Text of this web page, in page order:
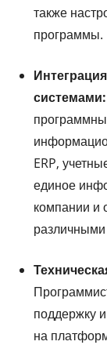
также
программы.
системами:
ERP,
единое
компании и
поддержку
на